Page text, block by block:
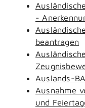
-
beantragen
Auslands-
Ausnahme
und